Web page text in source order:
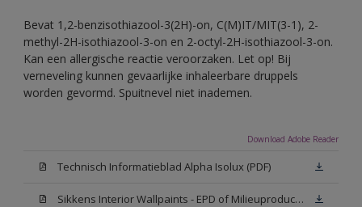
Bevat 1,2-benzisothiazool-3(2H)-on, C(M)IT/MIT(3-1), 2-
methyl-2H-isothiazool-3-on en 2-octyl-2H-isothiazool-3-on.
Kan een allergische reactie veroorzaken. Let op! Bij
verneveling kunnen gevaarlijke inhaleerbare druppels
worden gevormd. Spuitnevel niet inademen.
Download Adobe Reader
Technisch Informatieblad Alpha Isolux (PDF)
Sikkens Interior Wallpaints - EPD of Milieuproductverklaring